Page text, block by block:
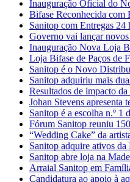
Inauguração Oficial do
Bifase Reconhecida com
Sanitop com Entregas 24
Governo vai lançar
Inauguração Nova Loja
Loja Bifase de Paços de
Sanitop é o Novo
Sanitop adquiriu mais
Resultados de impacto
Johan Stevens
Sanitop é a escolha n.º 1
Fórum Sanitop reuniu
“Wedding Cake” da
Sanitop adquire ativos
Sanitop abre loja na
Arraial Sanitop em
Candidatura ao apoio à